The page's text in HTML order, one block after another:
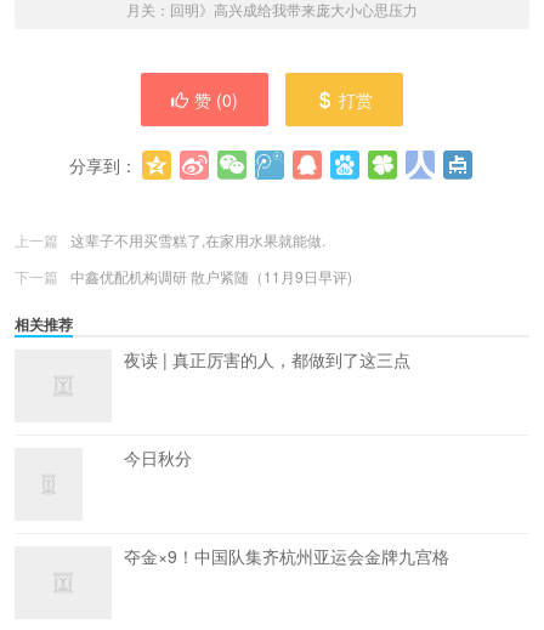
月关：回明》高兴成给我带来庞大小心思压力
赞 (0) 打赏
分享到：
上一篇
这辈子不用买雪糕了,在家用水果就能做.
下一篇
中鑫优配机构调研 散户紧随（11月9日早评)
相关推荐
夜读 | 真正厉害的人，都做到了这三点
今日秋分
夺金×9！中国队集齐杭州亚运会金牌九宫格